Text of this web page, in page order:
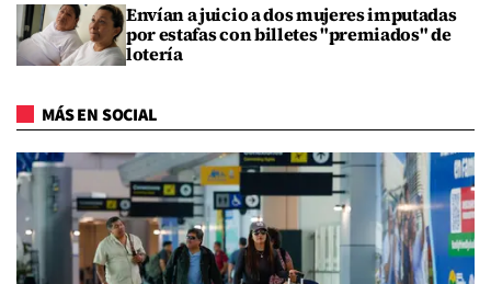
Envían a juicio a dos mujeres imputadas
por estafas con billetes "premiados" de
lotería
MÁS EN SOCIAL